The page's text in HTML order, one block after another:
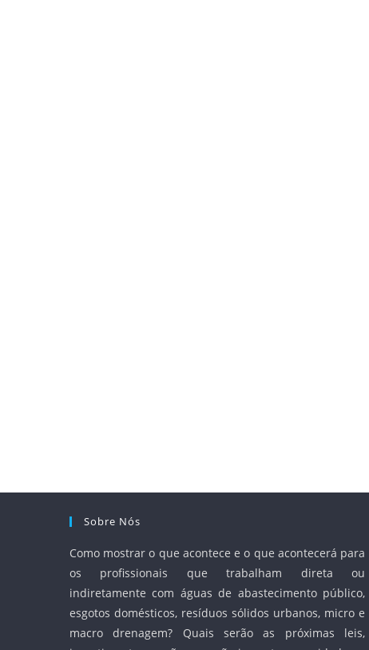
Sobre Nós
Como mostrar o que acontece e o que acontecerá para
os profissionais que trabalham direta ou
indiretamente com águas de abastecimento público,
esgotos domésticos, resíduos sólidos urbanos, micro e
macro drenagem? Quais serão as próximas leis,